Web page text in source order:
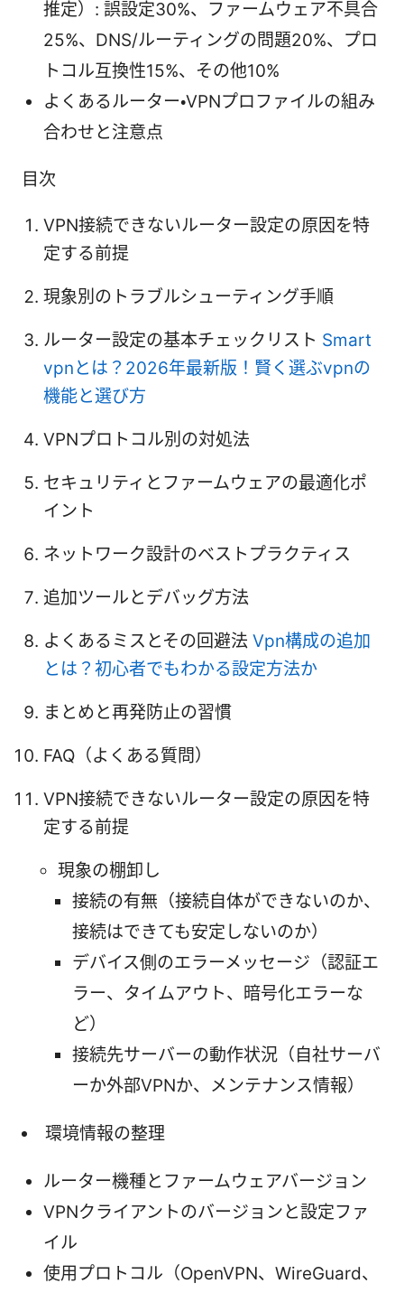
推定）: 誤設定30%、ファームウェア不具合
25%、DNS/ルーティングの問題20%、プロ
トコル互換性15%、その他10%
よくあるルーター・VPNプロファイルの組み
合わせと注意点
目次
VPN接続できないルーター設定の原因を特
定する前提
現象別のトラブルシューティング手順
ルーター設定の基本チェックリスト Smart
vpnとは？2026年最新版！賢く選ぶvpnの
機能と選び方
VPNプロトコル別の対処法
セキュリティとファームウェアの最適化ポ
イント
ネットワーク設計のベストプラクティス
追加ツールとデバッグ方法
よくあるミスとその回避法 Vpn構成の追加
とは？初心者でもわかる設定方法か
まとめと再発防止の習慣
FAQ（よくある質問）
VPN接続できないルーター設定の原因を特
定する前提
現象の棚卸し
接続の有無（接続自体ができないのか、
接続はできても安定しないのか）
デバイス側のエラーメッセージ（認証エ
ラー、タイムアウト、暗号化エラーな
ど）
接続先サーバーの動作状況（自社サーバ
ーか外部VPNか、メンテナンス情報）
環境情報の整理
ルーター機種とファームウェアバージョン
VPNクライアントのバージョンと設定ファ
イル
使用プロトコル（OpenVPN、WireGuard、